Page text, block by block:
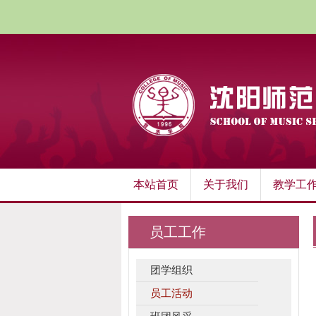
本站首页 关于我们 教学工
员工工作
团学组织
员工活动